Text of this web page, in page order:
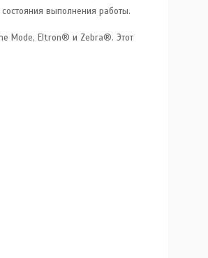
выполнения работы.
Mode, Eltron® и Zebra®. Этот